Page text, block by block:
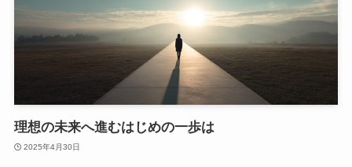
理想の未来へ進むはじめの一歩は
2025年4月30日